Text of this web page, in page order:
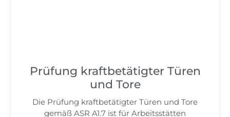
Prüfung kraftbetätigter Türen
und Tore
Die Prüfung kraftbetätigter Türen und Tore
gemäß ASR A1.7 ist für Arbeitsstätten